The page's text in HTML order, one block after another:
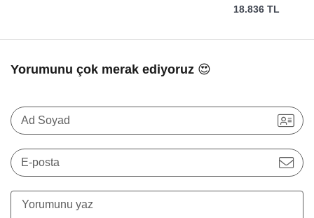
18.836 TL
Yorumunu çok merak ediyoruz 😍
Ad Soyad
E-posta